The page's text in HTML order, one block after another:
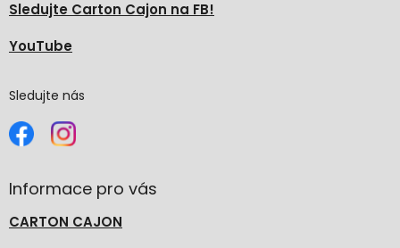
Sledujte Carton Cajon na FB!
YouTube
Sledujte nás
Informace pro vás
CARTON CAJON